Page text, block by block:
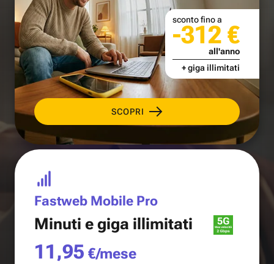
SCOPRI
sconto fino a
-312 €
all'anno
+ giga illimitati
Fastweb Mobile Pro
Minuti e giga illimitati
11,95 €/mese